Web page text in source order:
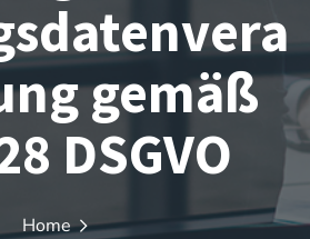
gemäß
DSGVO
Home